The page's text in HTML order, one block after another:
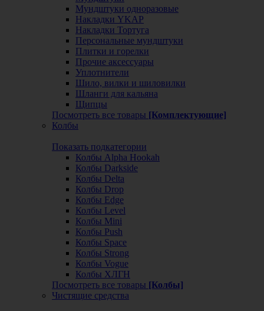
Мундштуки одноразовые
Накладки YKAP
Накладки Тортуга
Персональные мундштуки
Плитки и горелки
Прочие аксессуары
Уплотнители
Шило, вилки и шиловилки
Шланги для кальяна
Щипцы
Посмотреть все товары [Комплектующие]
Колбы
Показать подкатегории
Колбы Alpha Hookah
Колбы Darkside
Колбы Delta
Колбы Drop
Колбы Edge
Колбы Level
Колбы Mini
Колбы Push
Колбы Space
Колбы Strong
Колбы Vogue
Колбы ХЛГН
Посмотреть все товары [Колбы]
Чистящие средства